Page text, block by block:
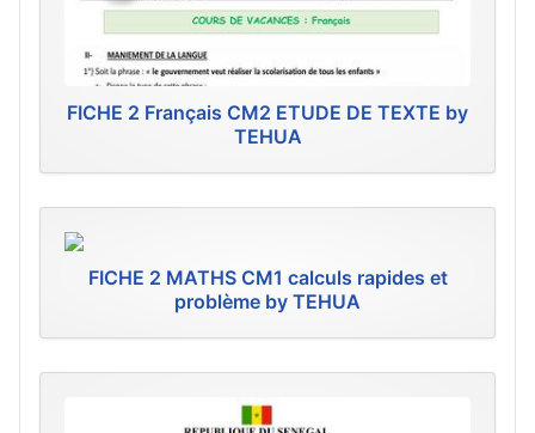
FICHE 2 Français CM2 ETUDE DE TEXTE by
TEHUA
FICHE 2 MATHS CM1 calculs rapides et
problème by TEHUA